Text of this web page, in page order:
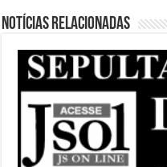
Notícias relacionadas